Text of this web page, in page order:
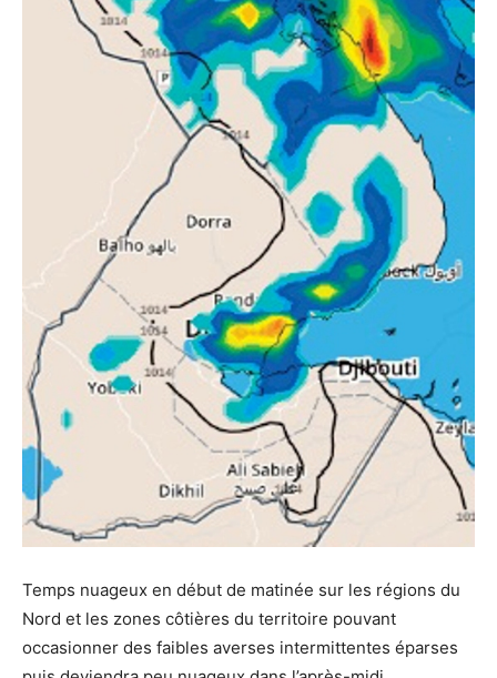
Temps nuageux en début de matinée sur les régions du
Nord et les zones côtières du territoire pouvant
occasionner des faibles averses intermittentes éparses